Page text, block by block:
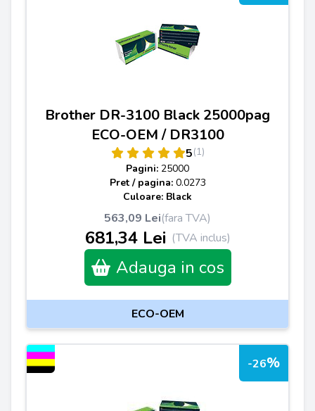
Brother DR-3100 Black 25000pag
ECO-OEM / DR3100
5(1)
Pagini: 25000
Pret / pagina: 0.0273
Culoare: Black
563,09 Lei(fara TVA)
681,34 Lei (TVA inclus)
Adauga in cos
ECO-OEM
-26%